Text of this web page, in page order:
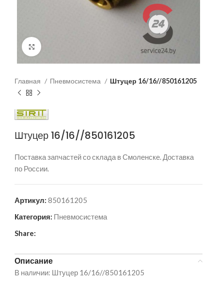
Главная Пневмосистема Штуцер 16/16//850161205
Штуцер 16/16//850161205
Поставка запчастей со склада в Смоленске. Доставка
по России.
Артикул: 850161205
Категория: Пневмосистема
Share:
Описание
В наличии: Штуцер 16/16//850161205